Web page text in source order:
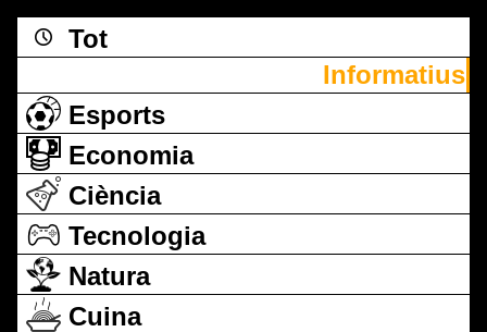
Tot
Informatius
Esports
Economia
Ciència
Tecnologia
Natura
Cuina